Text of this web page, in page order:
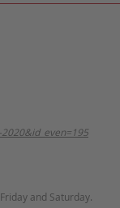
and Saturday.